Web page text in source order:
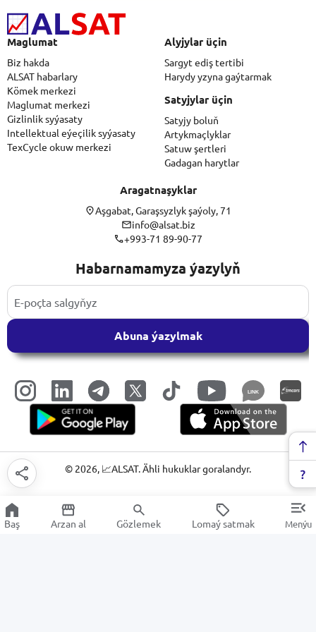
Maglumat
Biz hakda
ALSAT habarlary
Kömek merkezi
Maglumat merkezi
Gizlinlik syýasaty
Intellektual eýeçilik syýasaty
TexCycle okuw merkezi
Alyjylar üçin
Sargyt ediş tertibi
Harydy yzyna gaýtarmak
Satyjylar üçin
Satyjy boluň
Artykmaçlyklar
Satuw şertleri
Gadagan harytlar
Aragatnaşyklar
Aşgabat, Garaşsyzlyk şaýoly, 71
info@alsat.biz
+993-71 89-90-77
Habarnamamyza ýazylyň
Abuna ýazylmak
LINK
© 2026, 📈ALSAT. Ähli hukuklar goralandyr.
Baş Arzan al Gözlemek Lomaý satmak Menýu